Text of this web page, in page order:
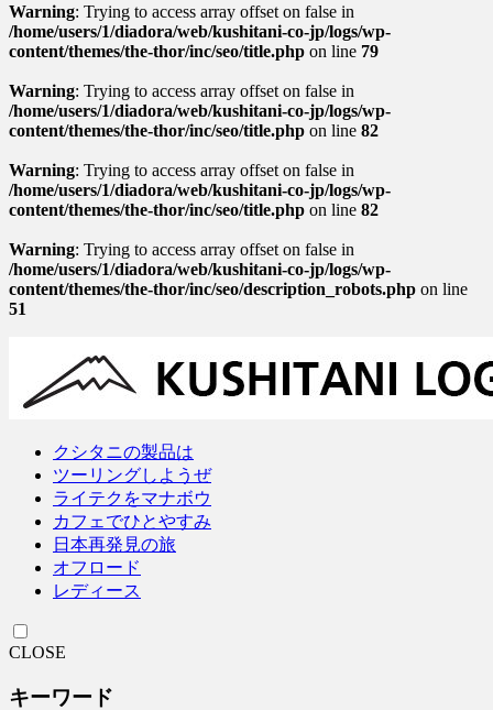
Warning: Trying to access array offset on false in
/home/users/1/diadora/web/kushitani-co-jp/logs/wp-
content/themes/the-thor/inc/seo/title.php on line 79
Warning: Trying to access array offset on false in
/home/users/1/diadora/web/kushitani-co-jp/logs/wp-
content/themes/the-thor/inc/seo/title.php on line 82
Warning: Trying to access array offset on false in
/home/users/1/diadora/web/kushitani-co-jp/logs/wp-
content/themes/the-thor/inc/seo/title.php on line 82
Warning: Trying to access array offset on false in
/home/users/1/diadora/web/kushitani-co-jp/logs/wp-
content/themes/the-thor/inc/seo/description_robots.php on line
51
クシタニの製品は
ツーリングしようぜ
ライテクをマナボウ
カフェでひとやすみ
日本再発見の旅
オフロード
レディース
CLOSE
キーワード